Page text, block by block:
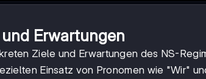
Erwartungen
Ziele und Erwartungen des NS-
Einsatz von Pronomen wie "Wir"